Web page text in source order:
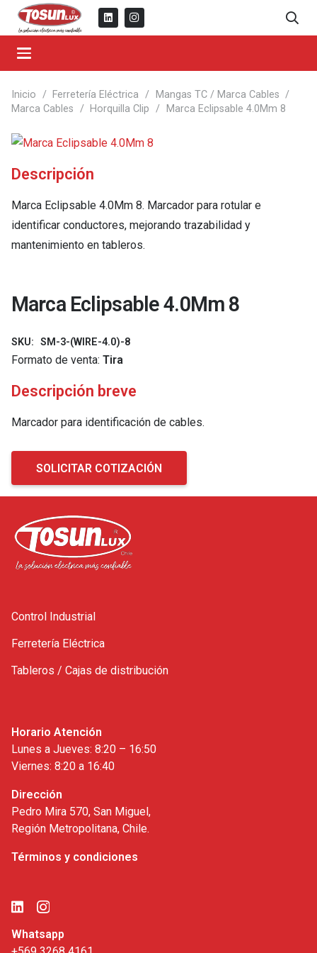
Inicio / Ferretería Eléctrica / Mangas TC / Marca Cables /
Marca Cables / Horquilla Clip / Marca Eclipsable 4.0Mm 8
Descripción
Marca Eclipsable 4.0Mm 8. Marcador para rotular e
identificar conductores, mejorando trazabilidad y
mantenimiento en tableros.
Marca Eclipsable 4.0Mm 8
SKU: SM-3-(WIRE-4.0)-8
Formato de venta: Tira
Descripción breve
Marcador para identificación de cables.
SOLICITAR COTIZACIÓN
Control Industrial
Ferretería Eléctrica
Tableros / Cajas de distribución
Horario Atención
Lunes a Jueves: 8:20 – 16:50
Viernes: 8:20 a 16:40
Dirección
Pedro Mira 570, San Miguel,
Región Metropolitana, Chile.
Términos y condiciones
Whatsapp